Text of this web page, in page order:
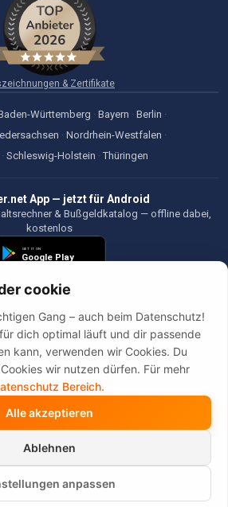
& Zertifikate
Württemberg · Bayern · Berlin ·
· Nordrhein-Westfalen ·
· Schleswig-Holstein · Thüringen
App — jetzt für Android
& Bußgeldkatalog — offline dabei,
kostenlos
Rechte vorbehalten.
reCAPTCHA geschützt. Es gelten die
undNutzungsbedingungen
cookie
Gang – auch beim Datenschutz!
dich optimal läuft und dir passende
kann, verwenden wir Cookies. Du
wir nutzen dürfen. Für mehr
Bereich.
Alle akzeptieren
Ablehnen
anpassen